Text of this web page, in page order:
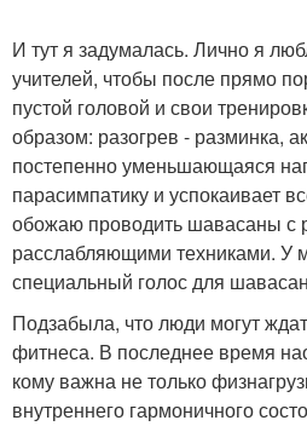
И тут я задумалась. Лично я
учителей, чтобы после прямо
пустой головой и свои
образом: разогрев - разминка,
постепенно уменьшающаяся
парасимпатику и успокаивает
обожаю проводить шавасаны с
расслабляющими техниками. У
специальный голос для
Подзабыла, что люди могут
фитнеса. В последнее время
кому важна не только
внутреннего гармоничного